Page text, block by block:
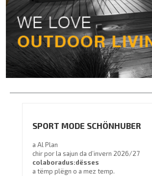
SPORT MODE SCHÖNHUBER
a Al Plan
chir por la sajun da d’invern 2026/27
colaboradus:dësses
a tëmp plëgn o a mez temp.